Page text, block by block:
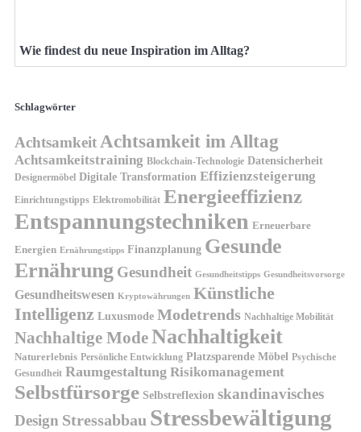
Wie findest du neue Inspiration im Alltag?
Schlagwörter
AchtsamkeitAchtsamkeit im Alltag
Achtsamkeitstraining Blockchain-Technologie Datensicherheit
Designermöbel Digitale Transformation Effizienzsteigerung
Einrichtungstipps Elektromobilität Energieeffizienz
Entspannungstechniken Erneuerbare
Energien Ernährungstipps Finanzplanung Gesunde
Ernährung Gesundheit Gesundheitstipps Gesundheitsvorsorge
Gesundheitswesen Kryptowährungen Künstliche
Intelligenz Luxusmode Modetrends Nachhaltige Mobilität
Nachhaltige ModeNachhaltigkeit
Naturerlebnis Persönliche Entwicklung Platzsparende Möbel Psychische
Gesundheit Raumgestaltung Risikomanagement
Selbstfürsorge Selbstreflexion skandinavisches
Design Stressabbau Stressbewältigung